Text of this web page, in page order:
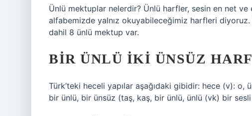
Ünlü mektuplar nelerdir? Ünlü harfler, sesin en net
alfabemizde yalnız okuyabileceğimiz harfleri diyoruz.
dahil 8 ünlü mektup var.
BIR ÜNLÜ IKI ÜNSÜZ
Türk’teki heceli yapılar aşağıdaki gibidir: hece (v):
bir ünlü, bir ünsüz (taş, kaş, bir ünlü, ünlü (vk) bir